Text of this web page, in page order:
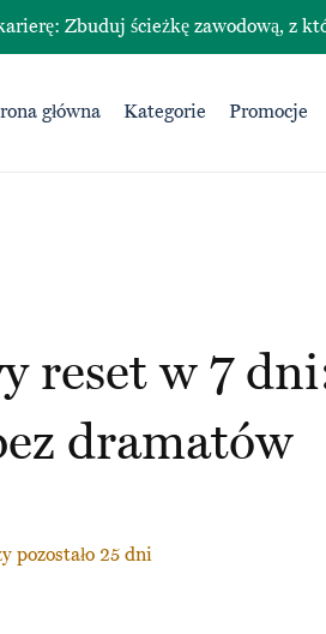
Zbuduj ścieżkę zawodową, z
główna Kategorie Promocje
reset w 7
dramatów
pozostało 25 dni